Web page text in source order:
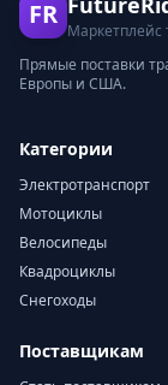
FR
Маркетплейс
Прямые поставки
Европы и США.
Категории
Электротранспорт
Мотоциклы
Велосипеды
Квадроциклы
Снегоходы
Поставщикам